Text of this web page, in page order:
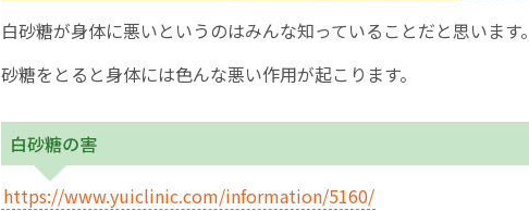
白砂糖が身体に悪いというのはみんな知っていることだと思います。
砂糖をとると身体には色んな悪い作用が起こります。
白砂糖の害
https://www.yuiclinic.com/information/5160/
遠方にお住まいで当院での出産を希望される方へ
English Page